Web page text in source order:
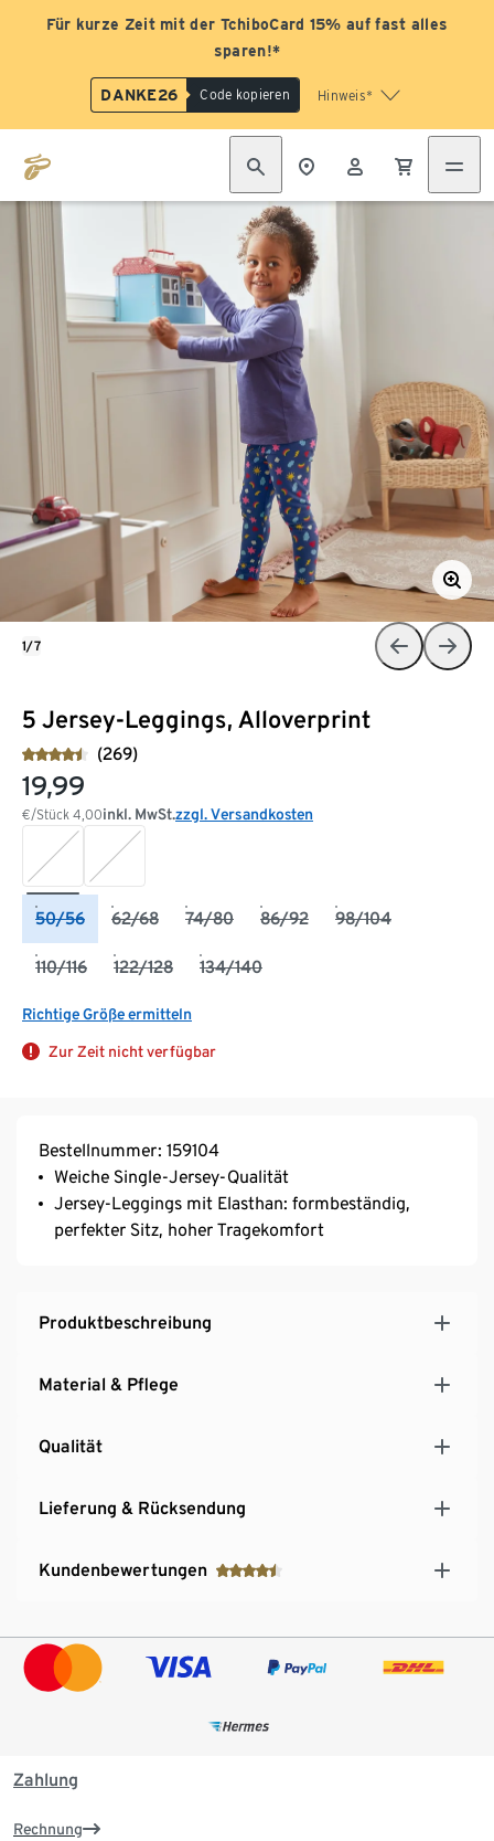
Für kurze Zeit mit der TchiboCard 15% auf fast alles
sparen!*
DANKE26 Code kopieren Hinweis*
5 Jersey-Leggings, Alloverprint
(269)
19,99
€/Stück 4,00inkl. MwSt.zzgl. Versandkosten
50/56 62/68 74/80 86/92 98/104
110/116 122/128 134/140
Richtige Größe ermitteln
Zur Zeit nicht verfügbar
1/7
Bestellnummer: 159104
Weiche Single-Jersey-Qualität
Jersey-Leggings mit Elasthan: formbeständig,
perfekter Sitz, hoher Tragekomfort
Produktbeschreibung
Material & Pflege
Qualität
Lieferung & Rücksendung
Kundenbewertungen
Zahlung
Rechnung